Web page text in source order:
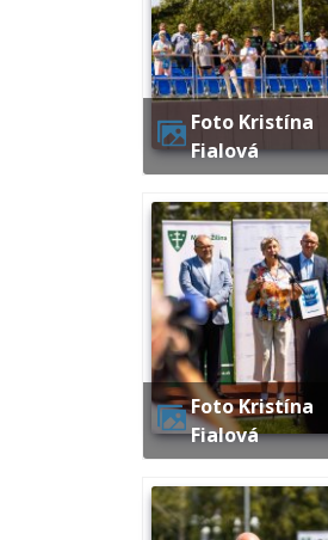
Foto Kristína
Fialová
Foto Kristína
Fialová